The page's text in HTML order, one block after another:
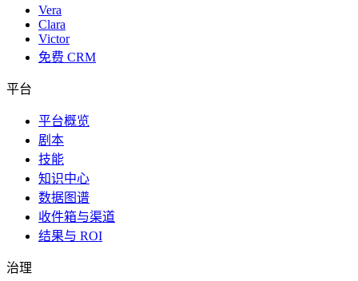
Vera
Clara
Victor
免费 CRM
平台
平台概览
剧本
技能
知识中心
数据图谱
收件箱与渠道
结果与 ROI
治理